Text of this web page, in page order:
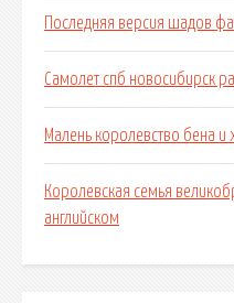
Последняя версия шадов
Самолет спб новосибирск
Малень королевство бена и
Королевская семья
английском